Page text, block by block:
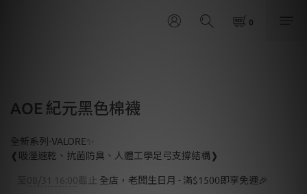
AOE 紀元黑色棉襪
全新系列-VALORE✨
❰吸溼速乾、抗菌防臭、人體工學足弓支撐結構❱
08/31 16:00截止 全店，老闆生日月 - 滿$1500即享免運🎉